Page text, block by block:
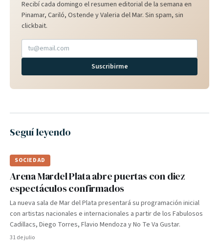
Recibí cada domingo el resumen editorial de la semana en
Pinamar, Cariló, Ostende y Valeria del Mar. Sin spam, sin
clickbait.
Suscribirme
Seguí leyendo
SOCIEDAD
Arena Mardel Plata abre puertas con diez
espectáculos confirmados
La nueva sala de Mar del Plata presentará su programación inicial
con artistas nacionales e internacionales a partir de los Fabulosos
Cadillacs, Diego Torres, Flavio Mendoza y No Te Va Gustar.
31 de julio